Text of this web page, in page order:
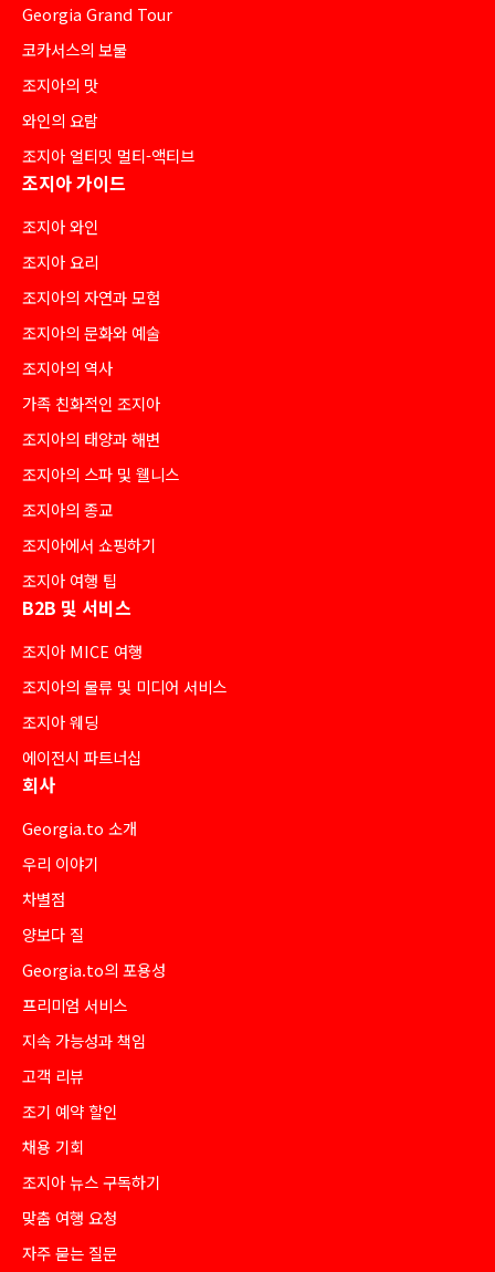
Georgia Grand Tour
코카서스의 보물
조지아의 맛
와인의 요람
조지아 얼티밋 멀티-액티브
조지아 가이드
조지아 와인
조지아 요리
조지아의 자연과 모험
조지아의 문화와 예술
조지아의 역사
가족 친화적인 조지아
조지아의 태양과 해변
조지아의 스파 및 웰니스
조지아의 종교
조지아에서 쇼핑하기
조지아 여행 팁
B2B 및 서비스
조지아 MICE 여행
조지아의 물류 및 미디어 서비스
조지아 웨딩
에이전시 파트너십
회사
Georgia.to 소개
우리 이야기
차별점
양보다 질
Georgia.to의 포용성
프리미엄 서비스
지속 가능성과 책임
고객 리뷰
조기 예약 할인
채용 기회
조지아 뉴스 구독하기
맞춤 여행 요청
자주 묻는 질문